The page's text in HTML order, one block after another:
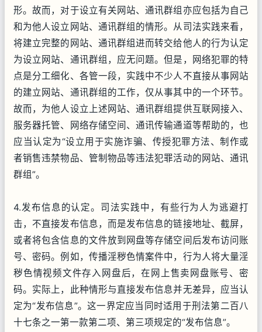
形。故而，对于设立有关网站、通讯群组亦应包括为自己
和为他人设立网站、通讯群组的情形。从司法实践来看，
将建立完整的网站、通讯群组进而转交给他人的行为认定
为设立网站、通讯群组，应无问题。但是，网络犯罪的特
点是分工细化、各管一段，实践中不少人不直接从事网站
的建立网站、通讯群组的工作，仅从事其中的一个环节。
故而，为他人设立上述网站、通讯群组提供互联网接入、
服务器托管、网络存储空间、通讯传输通道等帮助的，也
应当认定为“设立用于实施诈骗、传授犯罪方法、制作或
者销售违禁物品、管制物品等违法犯罪活动的网站、通讯
群组”。
4.发布信息的认定。司法实践中，有些行为人为逃避打
击，不直接发布信息，而是发布信息的链接地址、截屏，
或者将包含信息的文件放到网盘等存储空间后发布访问账
号、密码。例如，传播淫秽色情案件中，行为人将大量淫
秽色情视频文件存入网盘后，在网上售卖网盘账号、密
码。实际上，此种情形与直接发布信息并无差异，应当认
定为“发布信息”。这一界定应当同时适用于刑法第二百八
十七条之一第一款第二项、第三项规定的“发布信息”。